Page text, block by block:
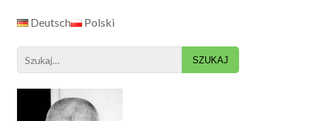
Deutsch Polski
Search
for: